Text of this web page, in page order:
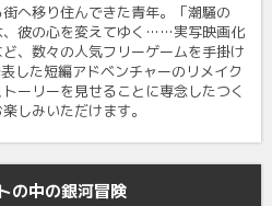
へ移り住んできた青年。「潮騒の
、彼の心を変えてゆく……実写映画化
、数々の人気フリーゲームを手掛け
した短編アドベンチャーのリメイク
ーリーを見せることに専念したつく
しみいただけます。
の中の銀河冒険